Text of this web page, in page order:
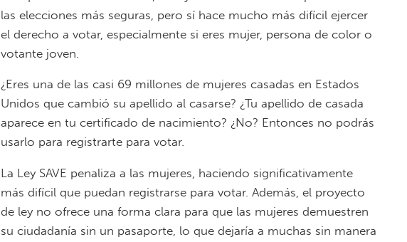
las elecciones más seguras, pero sí hace mucho más difícil ejercer
el derecho a votar, especialmente si eres mujer, persona de color o
votante joven.
¿Eres una de las casi 69 millones de mujeres casadas en Estados
Unidos que cambió su apellido al casarse? ¿Tu apellido de casada
aparece en tu certificado de nacimiento? ¿No? Entonces no podrás
usarlo para registrarte para votar.
La Ley SAVE penaliza a las mujeres, haciendo significativamente
más difícil que puedan registrarse para votar. Además, el proyecto
de ley no ofrece una forma clara para que las mujeres demuestren
su ciudadanía sin un pasaporte, lo que dejaría a muchas sin manera